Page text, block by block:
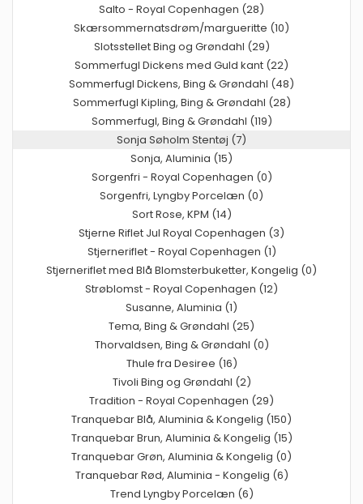
Salto - Royal Copenhagen (28)
Skærsommernatsdrøm/margueritte (10)
Slotsstellet Bing og Grøndahl (29)
Sommerfugl Dickens med Guld kant (22)
Sommerfugl Dickens, Bing & Grøndahl (48)
Sommerfugl Kipling, Bing & Grøndahl (28)
Sommerfugl, Bing & Grøndahl (119)
Sonja Søholm Stentøj (7)
Sonja, Aluminia (15)
Sorgenfri - Royal Copenhagen (0)
Sorgenfri, Lyngby Porcelæn (0)
Sort Rose, KPM (14)
Stjerne Riflet Jul Royal Copenhagen (3)
Stjerneriflet - Royal Copenhagen (1)
Stjerneriflet med Blå Blomsterbuketter, Kongelig (0)
Strøblomst - Royal Copenhagen (12)
Susanne, Aluminia (1)
Tema, Bing & Grøndahl (25)
Thorvaldsen, Bing & Grøndahl (0)
Thule fra Desiree (16)
Tivoli Bing og Grøndahl (2)
Tradition - Royal Copenhagen (29)
Tranquebar Blå, Aluminia & Kongelig (150)
Tranquebar Brun, Aluminia & Kongelig (15)
Tranquebar Grøn, Aluminia & Kongelig (0)
Tranquebar Rød, Aluminia - Kongelig (6)
Trend Lyngby Porcelæn (6)